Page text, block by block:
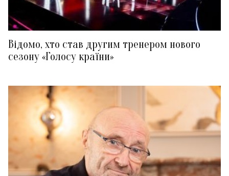
Відомо, хто став другим тренером нового
сезону «Голосу країни»